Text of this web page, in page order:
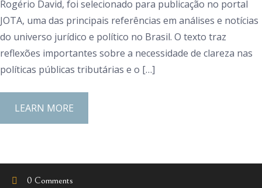
Rogério David, foi selecionado para publicação no portal
JOTA, uma das principais referências em análises e notícias
do universo jurídico e político no Brasil. O texto traz
reflexões importantes sobre a necessidade de clareza nas
políticas públicas tributárias e o […]
LEARN MORE
0 Comments